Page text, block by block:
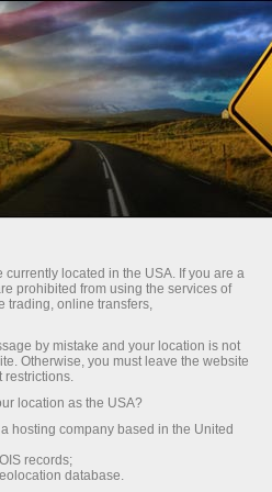
Dunia
akaun dagangan
akaun demo
sangat hebat? Tetapi
gelaran kepada
located in the USA. If you are a
prohibited from using the services of
trading, online transfers,
by mistake and your location is not
Otherwise, you must leave the website
restrictions.
location as the USA?
hosting company based in the United
records;
database.